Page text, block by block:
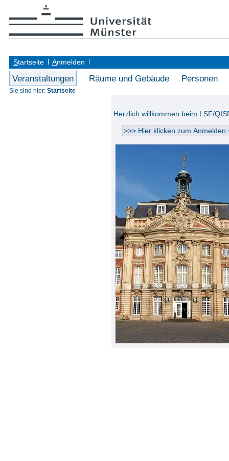
Startseite Anmelden
Veranstaltungen Räume und Gebäude Personen
Sie sind hier: Startseite
Herzlich willkommen beim LSF/